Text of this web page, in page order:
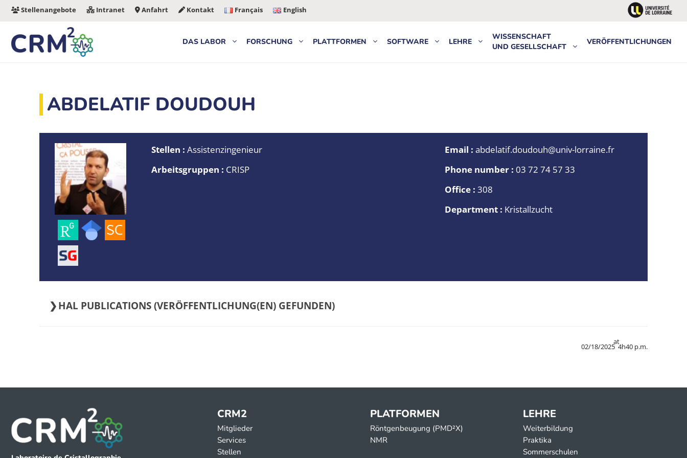
Zum
springen
Stellenangebote Intranet Anfahrt Kontakt Français English
DAS LABOR FORSCHUNG PLATTFORMEN SOFTWARE LEHRE
WISSENSCHAFT
UND GESELLSCHAFT
VERÖFFENTLICHUNGEN
ABDELATIF DOUDOUH
Stellen : Assistenzingenieur
Arbeitsgruppen : CRISP
Email : abdelatif.doudouh@univ-lorraine.fr
Phone number : 03 72 74 57 33
Office : 308
Department : Kristallzucht
HAL PUBLICATIONS ( )
02/18/2025
at
4h40 p.m.
CRM2
Mitglieder
Services
Stellen
PLATFORMEN
Röntgenbeugung (PMD²X)
NMR
LEHRE
Weiterbildung
Praktika
Sommerschulen